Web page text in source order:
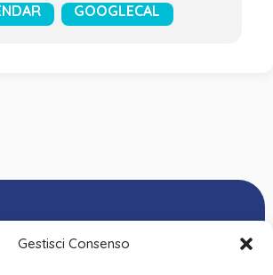
Gestisci Consenso
GOOGLECAL